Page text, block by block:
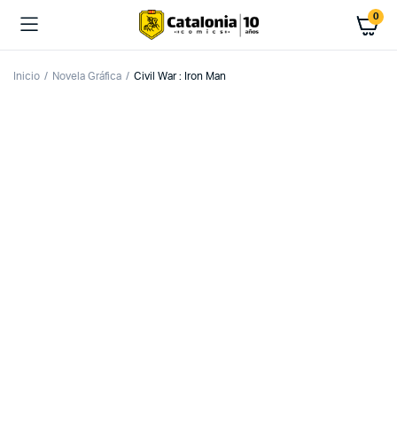
0
Inicio Novela Gráfica Civil War : Iron Man